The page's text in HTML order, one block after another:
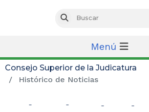
Buscar
Menú
Consejo Superior de la Judicatura
Histórico de Noticias